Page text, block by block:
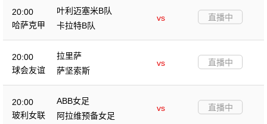
20:00
哈萨克甲
叶利迈塞米B队
vs
卡拉特B队
直播中
20:00
球会友谊
拉里萨
vs
萨坚索斯
直播中
20:00
玻利女联
ABB女足
vs
阿拉维预备女足
直播中